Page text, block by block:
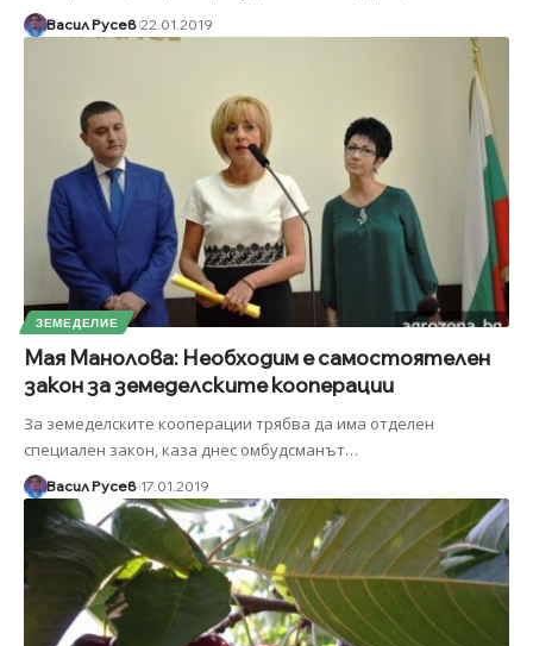
Васил Русев 22.01.2019
ЗЕМЕДЕЛИЕ
Мая Манолова: Необходим е самостоятелен
закон за земеделските кооперации
За земеделските кооперации трябва да има отделен
специален закон, каза днес омбудсманът…
Васил Русев 17.01.2019